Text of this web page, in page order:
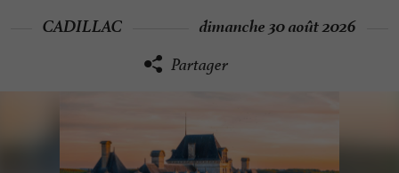
CADILLAC dimanche 30 août 2026
Partager